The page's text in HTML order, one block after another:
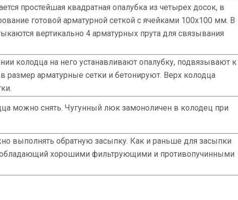
простейшая квадратная опалубка из четырех досок, в
готовой арматурной сеткой с ячейками 100х100 мм. В
вертикально 4 арматурных прута для связывания
колодца на него устанавливают опалубку, подвязывают к
арматурные сетки и бетонируют. Верх колодца
можно снять. Чугунный люк замоноличен в колодец при
выполнять обратную засыпку. Как и раньше для засыпки
обладающий хорошими фильтрующими и противопучинными